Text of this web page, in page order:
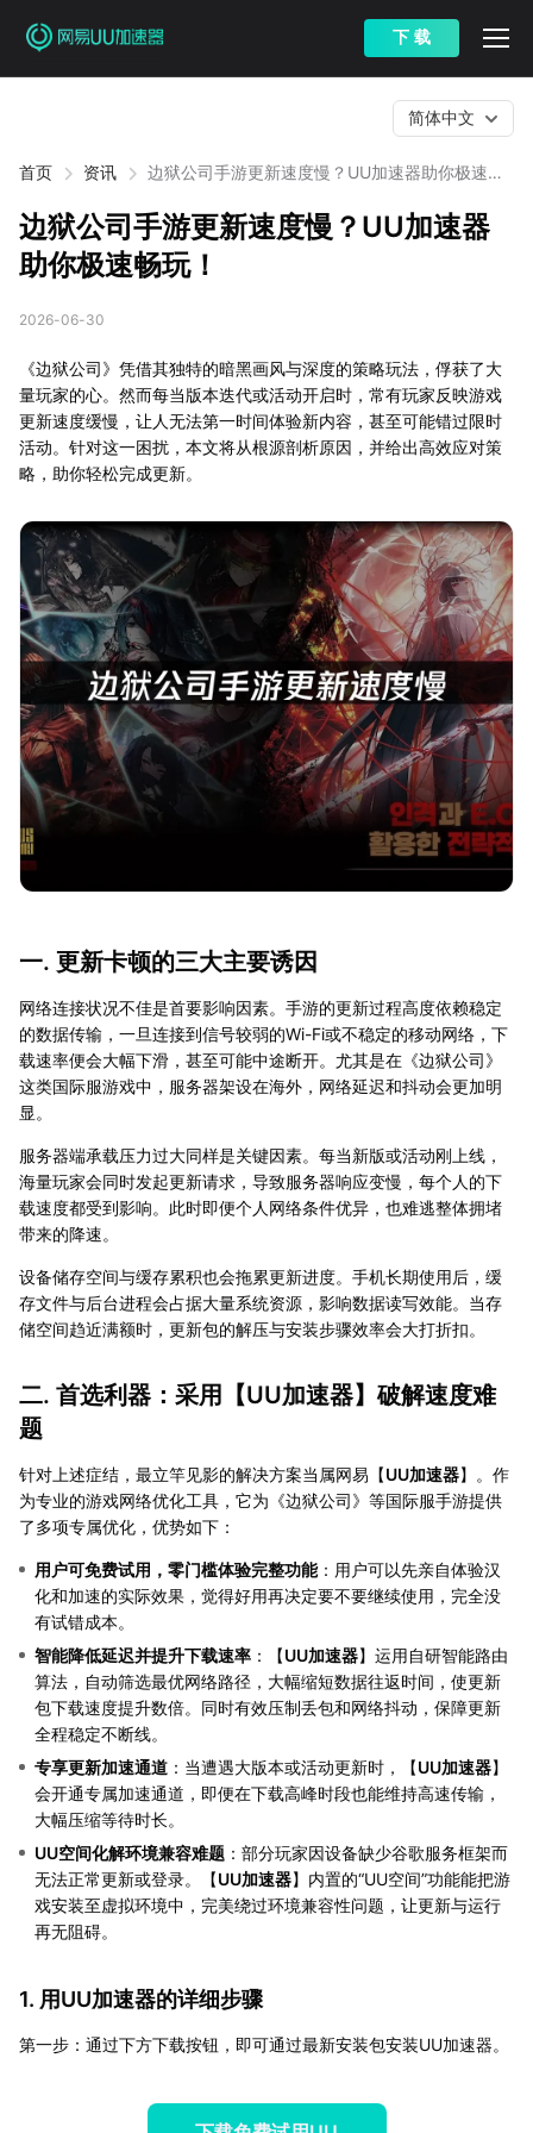
下 载
首页 资讯
边狱公司手游更新速度慢？UU加速器助你极速畅
简体中文
边狱公司手游更新速度慢？UU加速器
助你极速畅玩！
2026-06-30
《边狱公司》凭借其独特的暗黑画风与深度的策略玩法，俘获了大
量玩家的心。然而每当版本迭代或活动开启时，常有玩家反映游戏
更新速度缓慢，让人无法第一时间体验新内容，甚至可能错过限时
活动。针对这一困扰，本文将从根源剖析原因，并给出高效应对策
略，助你轻松完成更新。
一. 更新卡顿的三大主要诱因
网络连接状况不佳是首要影响因素。手游的更新过程高度依赖稳定
的数据传输，一旦连接到信号较弱的Wi-Fi或不稳定的移动网络，下
载速率便会大幅下滑，甚至可能中途断开。尤其是在《边狱公司》
这类国际服游戏中，服务器架设在海外，网络延迟和抖动会更加明
显。
服务器端承载压力过大同样是关键因素。每当新版或活动刚上线，
海量玩家会同时发起更新请求，导致服务器响应变慢，每个人的下
载速度都受到影响。此时即便个人网络条件优异，也难逃整体拥堵
带来的降速。
设备储存空间与缓存累积也会拖累更新进度。手机长期使用后，缓
存文件与后台进程会占据大量系统资源，影响数据读写效能。当存
储空间趋近满额时，更新包的解压与安装步骤效率会大打折扣。
二. 首选利器：采用【UU加速器】破解速度难
题
针对上述症结，最立竿见影的解决方案当属网易【UU加速器】。作
为专业的游戏网络优化工具，它为《边狱公司》等国际服手游提供
了多项专属优化，优势如下：
用户可免费试用，零门槛体验完整功能：用户可以先亲自体验汉
化和加速的实际效果，觉得好用再决定要不要继续使用，完全没
有试错成本。
智能降低延迟并提升下载速率 ：【UU加速器】运用自研智能路由
算法，自动筛选最优网络路径，大幅缩短数据往返时间，使更新
包下载速度提升数倍。同时有效压制丢包和网络抖动，保障更新
全程稳定不断线。
专享更新加速通道 ：当遭遇大版本或活动更新时，【UU加速器】
会开通专属加速通道，即便在下载高峰时段也能维持高速传输，
大幅压缩等待时长。
UU空间化解环境兼容难题 ：部分玩家因设备缺少谷歌服务框架而
无法正常更新或登录。【UU加速器】内置的“UU空间”功能能把游
戏安装至虚拟环境中，完美绕过环境兼容性问题，让更新与运行
再无阻碍。
1. 用UU加速器的详细步骤
第一步：通过下方下载按钮，即可通过最新安装包安装UU加速器。